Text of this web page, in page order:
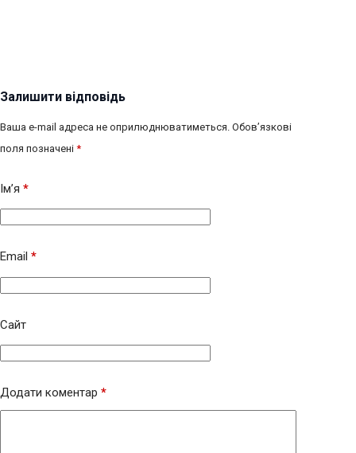
Залишити відповідь
Ваша e-mail адреса не оприлюднюватиметься. Обов’язкові
поля позначені *
Ім’я *
Email *
Сайт
Додати коментар *